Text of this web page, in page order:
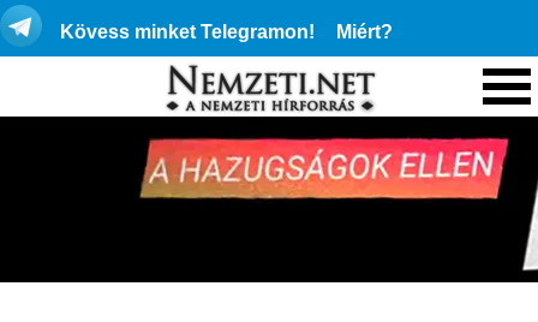
Kövess minket Telegramon! Miért?